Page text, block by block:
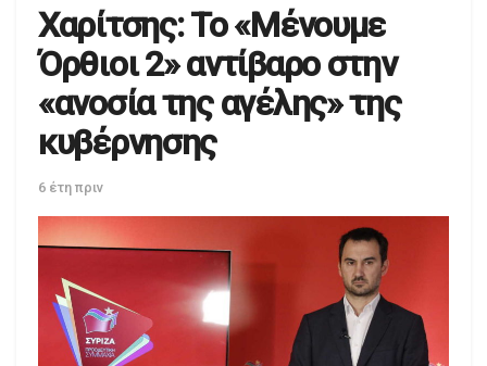
Χαρίτσης: Το «Μένουμε
Όρθιοι 2» αντίβαρο στην
«ανοσία της αγέλης» της
κυβέρνησης
6 έτη πριν